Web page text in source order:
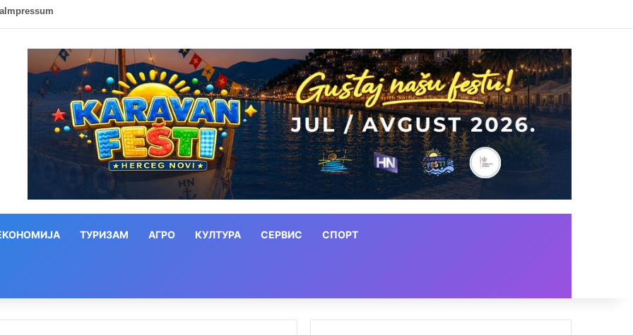
Impressum
ТУРИЗАМ АГРО КУЛТУРА СЕРВИС СПОРТ